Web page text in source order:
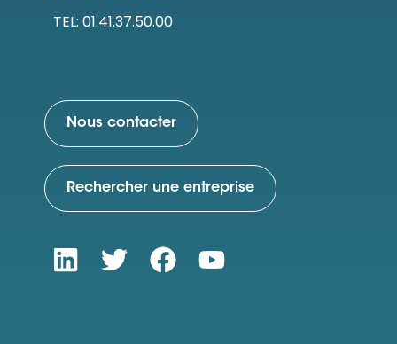
TEL: 01.41.37.50.00
Nous contacter
Rechercher une entreprise